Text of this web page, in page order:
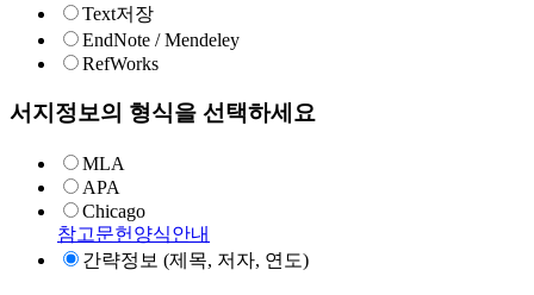
Text저장
EndNote / Mendeley
RefWorks
서지정보의 형식을 선택하세요
MLA
APA
Chicago
참고문헌양식안내
간략정보 (제목, 저자, 연도)